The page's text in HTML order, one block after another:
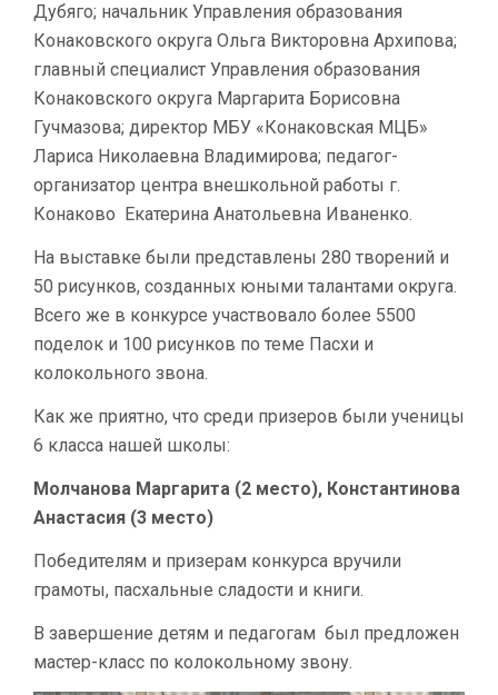
Дубяго; начальник Управления образования
Конаковского округа Ольга Викторовна Архипова;
главный специалист Управления образования
Конаковского округа Маргарита Борисовна
Гучмазова; директор МБУ «Конаковская МЦБ»
Лариса Николаевна Владимирова; педагог-
организатор центра внешкольной работы г.
Конаково Екатерина Анатольевна Иваненко.
На выставке были представлены 280 творений и
50 рисунков, созданных юными талантами округа.
Всего же в конкурсе участвовало более 5500
поделок и 100 рисунков по теме Пасхи и
колокольного звона.
Как же приятно, что среди призеров были ученицы
6 класса нашей школы:
Молчанова Маргарита (2 место), Константинова
Анастасия (3 место)
Победителям и призерам конкурса вручили
грамоты, пасхальные сладости и книги.
В завершение детям и педагогам был предложен
мастер-класс по колокольному звону.